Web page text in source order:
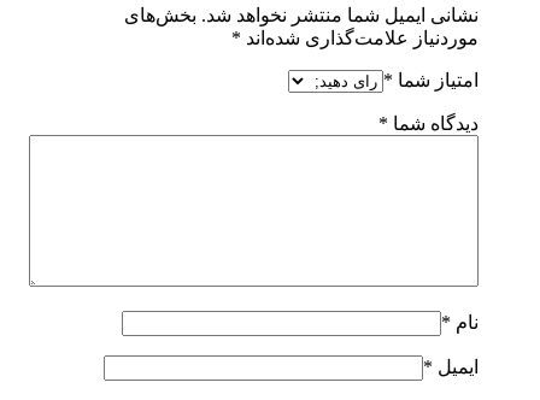
نشانی ایمیل شما منتشر نخواهد شد. بخش‌های
موردنیاز علامت‌گذاری شده‌اند *
امتیاز شما *
دیدگاه شما *
نام *
ایمیل *